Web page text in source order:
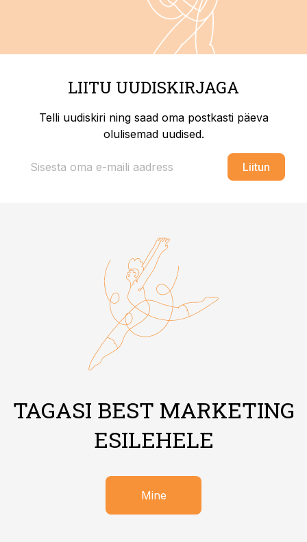
LIITU UUDISKIRJAGA
Telli uudiskiri ning saad oma postkasti päeva
olulisemad uudised.
Liitun
TAGASI BEST MARKETING
ESILEHELE
Mine